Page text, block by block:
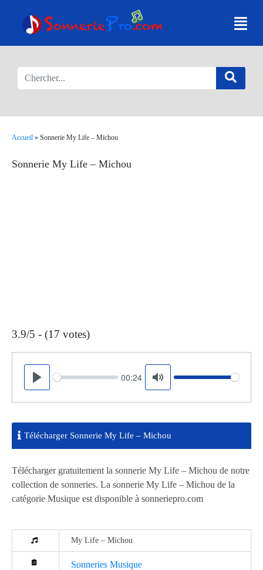
Accueil » Sonnerie My Life – Michou
Sonnerie My Life – Michou
3.9/5 - (17 votes)
Play
Seek 00:24
Mute
Volume
Télécharger Sonnerie My Life – Michou
Télécharger gratuitement la sonnerie My Life – Michou de notre
collection de sonneries. La sonnerie My Life – Michou de la
catégorie Musique est disponible à sonneriepro.com
My Life – Michou
Sonneries Musique